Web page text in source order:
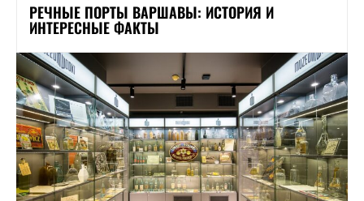
РЕЧНЫЕ ПОРТЫ ВАРШАВЫ: ИСТОРИЯ И
ИНТЕРЕСНЫЕ ФАКТЫ